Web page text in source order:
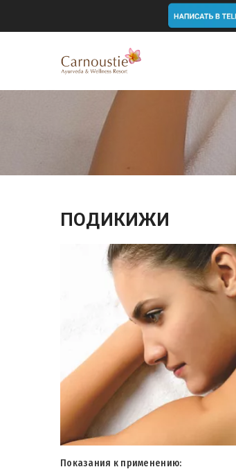
ПОДИКИЖИ
Показания к применению: